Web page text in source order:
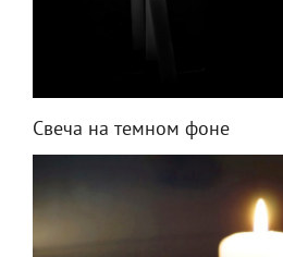
Свеча на темном фоне